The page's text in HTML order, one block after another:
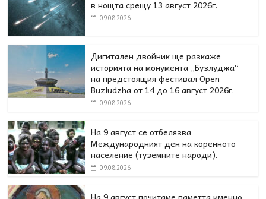
в нощта срещу 13 август 2026г.
09.08.2026
Дигитален двойник ще разкаже
историята на монумента „Бузлуджа“
на предстоящия фестивал Open
Buzludzha от 14 до 16 август 2026г.
09.08.2026
На 9 август се отбелязва
Международният ден на коренното
население (туземните народи).
09.08.2026